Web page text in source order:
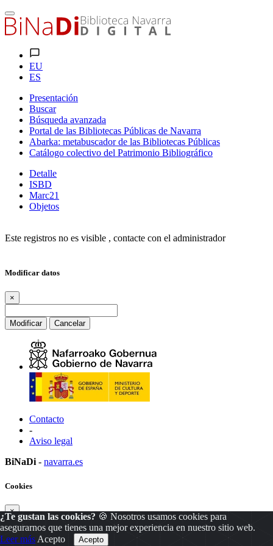
EU
ES
Presentación
Buscar
Búsqueda avanzada
Portal de las Bibliotecas Públicas de Navarra
Abarka: metabuscador de las Bibliotecas Públicas
Catálogo colectivo del Patrimonio Bibliográfico
Detalle
ISBD
Marc21
Objetos
Este registros no es visible , contacte con el administrador
Modificar datos
×
Modificar Cancelar
Contacto
-
Aviso legal
BiNaDi - navarra.es
¿Te gustan las cookies? 🍪 Nosotros usamos cookies para
asegurarnos que tienes una mejor experiencia en nuestro sitio web.
Leer más Acepto
Cookies
×